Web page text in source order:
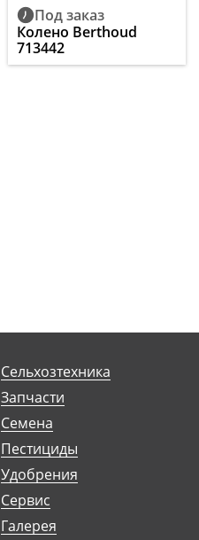
Под заказ
Колено Berthoud
713442
Сельхозтехника
Запчасти
Семена
Пестициды
Удобрения
Сервис
Галерея